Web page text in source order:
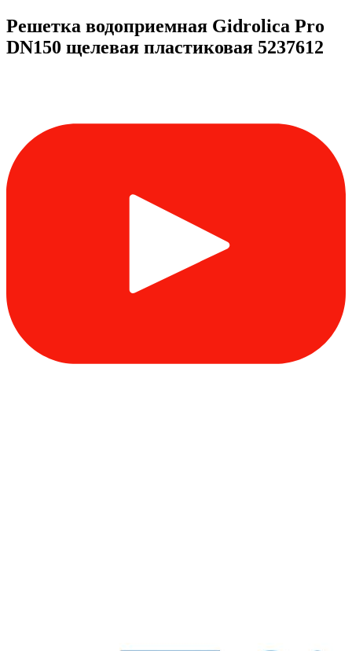
Решетка водоприемная Gidrolica Pro
DN150 щелевая пластиковая 5237612